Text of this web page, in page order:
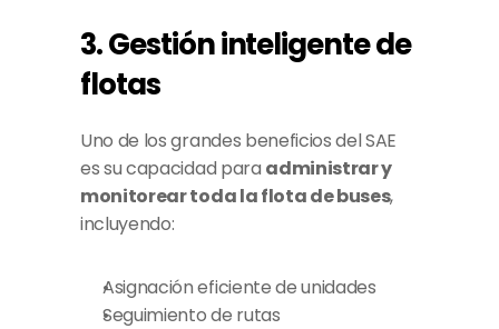
3. Gestión inteligente de
flotas
Uno de los grandes beneficios del SAE
es su capacidad para administrar y
monitorear toda la flota de buses,
incluyendo:
Asignación eficiente de unidades
Seguimiento de rutas